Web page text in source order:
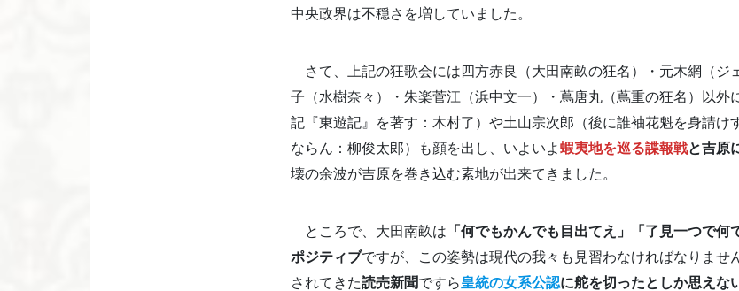
中央政界は不穏さを増していました。
さて、上記の狂歌会には四方赤良（大田南畝の狂名）・元木網（ジ
子（水樹奈々）・朱楽菅江（浜中文一）・蔦唐丸（蔦重の狂名）以外
記『東遊記』を著す：木村了）や土山宗次郎（後に誰袖花魁を身請け
ならん：柳俊太郎）も顔を出し、いよいよ蝦夷地を巡る諜報戦と吉原
壊の余波が吉原を巻き込む素地が出来てきました。
ところで、大田南畝は 「何でもかんでも目出てえ」「了見一つで
ポジティブですが、この姿勢は現代の我々も見習わなければなりませ
されてきた読売新聞ですら皇統の女系公認に舵を切ったとしか思えな